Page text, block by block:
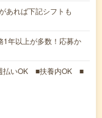
あれば下記シフトも
1年以上が多数！応募か
払いOK ■扶養内OK ■